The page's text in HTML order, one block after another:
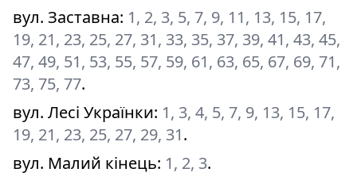
вул. Заставна: 1, 2, 3, 5, 7, 9, 11, 13, 15, 17,
19, 21, 23, 25, 27, 31, 33, 35, 37, 39, 41, 43, 45,
47, 49, 51, 53, 55, 57, 59, 61, 63, 65, 67, 69, 71,
73, 75, 77.
вул. Лесі Українки: 1, 3, 4, 5, 7, 9, 13, 15, 17,
19, 21, 23, 25, 27, 29, 31.
вул. Малий кінець: 1, 2, 3.